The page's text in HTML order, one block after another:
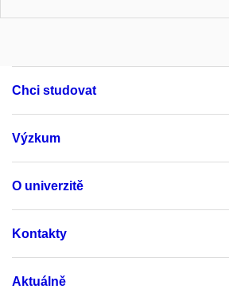
Chci studovat
Výzkum
O univerzitě
Kontakty
Aktuálně